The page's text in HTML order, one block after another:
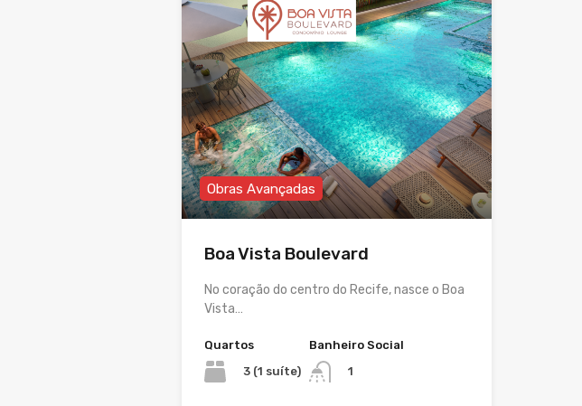
Obras Avançadas
Boa Vista Boulevard
No coração do centro do Recife, nasce o Boa
Vista…
Quartos
3 (1 suíte)
Banheiro Social
1